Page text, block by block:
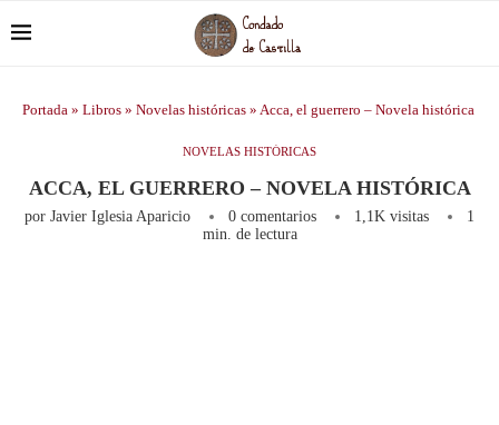
Portada » Libros » Novelas históricas » Acca, el guerrero – Novela histórica
NOVELAS HISTÓRICAS
ACCA, EL GUERRERO – NOVELA HISTÓRICA
por Javier Iglesia Aparicio 0 comentarios 1,1K visitas
1
min. de lectura